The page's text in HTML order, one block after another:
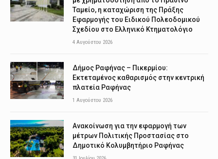
Ταμείο, η καταχώριση της Πράξης
Εφαρμογής του Ειδικού Πολεοδομικού
Σχεδίου στο Ελληνικό Κτηματολόγιο
4 Αυγούστου 2026
Δήμος Ραφήνας – Πικερμίου:
Εκτεταμένος καθαρισμός στην κεντρική
πλατεία Ραφήνας
1 Αυγούστου 2026
Ανακοίνωση για την εφαρμογή των
μέτρων Πολιτικής Προστασίας στο
Δημοτικό Κολυμβητήριο Ραφήνας